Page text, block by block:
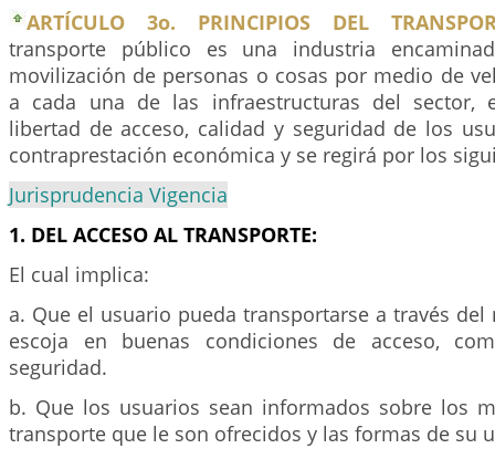
ARTÍCULO 3o. PRINCIPIOS DEL
transporte público es una industria
movilización de personas o cosas por medio de
a cada una de las infraestructuras del sector,
libertad de acceso, calidad y seguridad de los
contraprestación económica y se regirá por los
Jurisprudencia Vigencia
1. DEL ACCESO AL TRANSPORTE:
El cual implica:
a. Que el usuario pueda transportarse a través
escoja en buenas condiciones de acceso,
seguridad.
b. Que los usuarios sean informados sobre los
transporte que le son ofrecidos y las formas de su